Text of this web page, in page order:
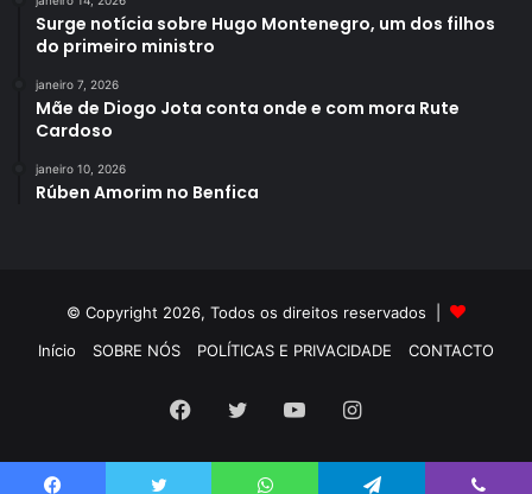
Surge notícia sobre Hugo Montenegro, um dos filhos
do primeiro ministro
janeiro 7, 2026
Mãe de Diogo Jota conta onde e com mora Rute
Cardoso
janeiro 10, 2026
Rúben Amorim no Benfica
© Copyright 2026, Todos os direitos reservados |
Início
SOBRE NÓS POLÍTICAS E PRIVACIDADE CONTACTO
Facebook
TwitterYouTubeInstagram